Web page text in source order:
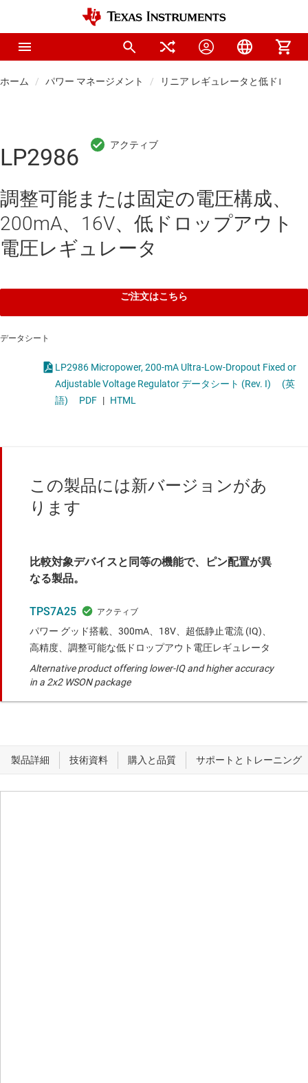
ホーム パワー マネージメント リニア レギュレータと低ドロッ
LP2986
調整可能または固定の電圧構成、
200mA、16V、低ドロップアウト
電圧レギュレータ
ご注文はこちら
データシート
LP2986 Micropower, 200-mA Ultra-Low-Dropout Fixed or
Adjustable Voltage Regulator データシート (Rev. I)
(英
語)
PDF | HTML
この製品には新バージョンがあ
ります
比較対象デバイスと同等の機能で、ピン配置が異
なる製品。
TPS7A25
パワー グッド搭載、300mA、18V、超低静止電流 (IQ)、
高精度、調整可能な低ドロップアウト電圧レギュレータ
Alternative product offering lower-IQ and higher accuracy
in a 2x2 WSON package